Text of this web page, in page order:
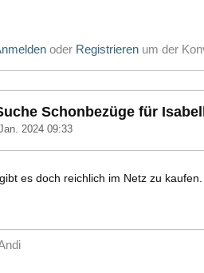
oder Registrieren um der
Schonbezüge für
2024 09:33
es doch reichlich im Netz zu kaufen.